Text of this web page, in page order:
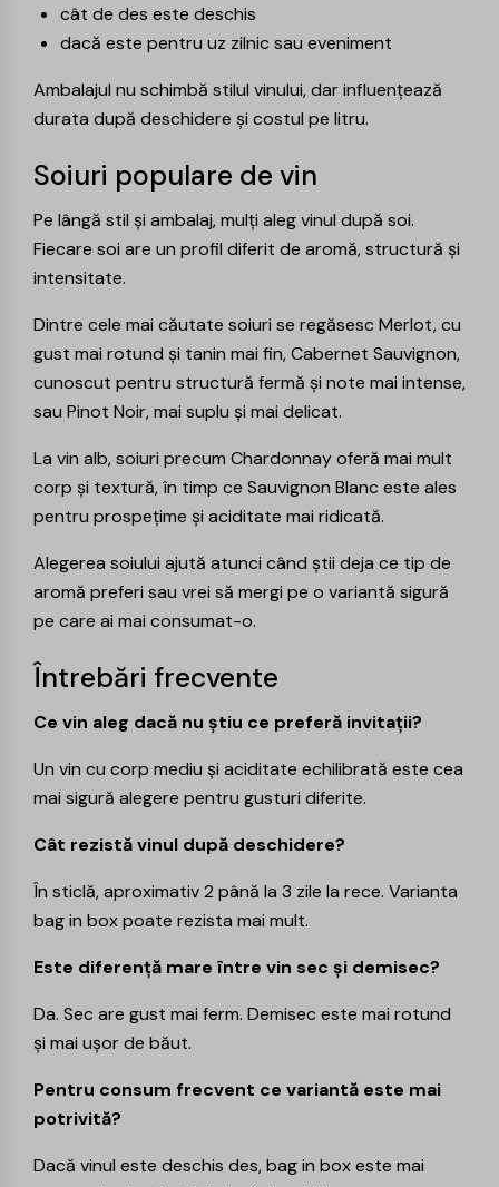
cât de des este deschis
dacă este pentru uz zilnic sau eveniment
Ambalajul nu schimbă stilul vinului, dar influențează
durata după deschidere și costul pe litru.
Soiuri populare de vin
Pe lângă stil și ambalaj, mulți aleg vinul după soi.
Fiecare soi are un profil diferit de aromă, structură și
intensitate.
Dintre cele mai căutate soiuri se regăsesc Merlot, cu
gust mai rotund și tanin mai fin,Cabernet Sauvignon,
cunoscut pentru structură fermă și note mai intense,
sau Pinot Noir, mai suplu și mai delicat.
La vin alb, soiuri precum Chardonnayoferă mai mult
corp și textură, în timp ce Sauvignon Blanc este ales
pentru prospețime și aciditate mai ridicată.
Alegerea soiului ajută atunci când știi deja ce tip de
aromă preferi sau vrei să mergi pe o variantă sigură
pe care ai mai consumat-o.
Întrebări frecvente
Ce vin aleg dacă nu știu ce preferă invitații?
Un vin cu corp mediu și aciditate echilibrată este cea
mai sigură alegere pentru gusturi diferite.
Cât rezistă vinul după deschidere?
În sticlă, aproximativ 2 până la 3 zile la rece. Varianta
bag in box poate rezista mai mult.
Este diferență mare între vin sec și demisec?
Da. Sec are gust mai ferm. Demisec este mai rotund
și mai ușor de băut.
Pentru consum frecvent ce variantă este mai
potrivită?
Dacă vinul este deschis des, bag in box este mai